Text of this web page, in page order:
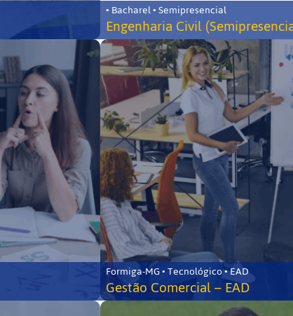
• Bacharel • Semipresencial
Engenharia Civil
Formiga-MG • Tecnológico • EAD
Gestão Comercial – EAD